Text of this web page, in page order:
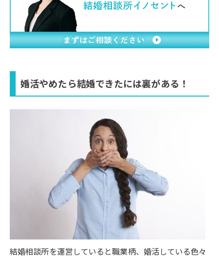
婚活やめたら結婚できたには裏がある！
結婚相談所を運営していると職業柄、婚活している色々